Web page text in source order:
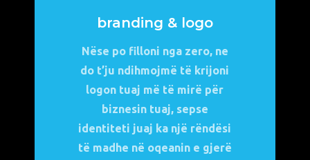
branding & logo
Nëse po filloni nga zero, ne
do t’ju ndihmojmë të krijoni
logon tuaj më të mirë për
biznesin tuaj, sepse
identiteti juaj ka një rëndësi
të madhe në oqeanin e gjerë